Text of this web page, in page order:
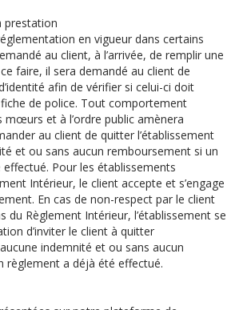
prestation
en vigueur dans certains
au client, à l’arrivée, de remplir une
faire, il sera demandé au client de
afin de vérifier si celui-ci doit
de police. Tout comportement
mœurs et à l’ordre public amènera
au client de quitter l’établissement
et ou sans aucun remboursement si un
Pour les établissements
Intérieur, le client accepte et s’engage
En cas de non-respect par le client
du Règlement Intérieur, l’établissement se
d’inviter le client à quitter
indemnité et ou sans aucun
règlement a déjà été effectué.